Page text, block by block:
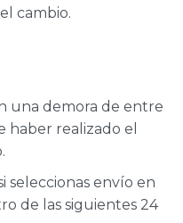
cambio.
una demora de entre
haber realizado el
seleccionas envío en
de las siguientes 24